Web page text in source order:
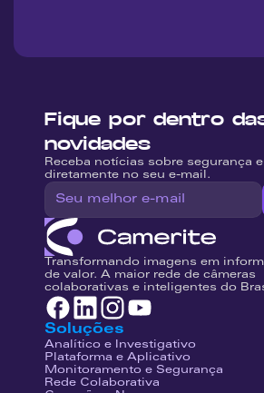
Fique por dentro
novidades
Receba notícias sobre segurança
diretamente no seu e-mail.
Transformando imagens em
de valor. A maior rede de câmeras
colaborativas e inteligentes do
Soluções
Analítico e Investigativo
Plataforma e Aplicativo
Monitoramento e Segurança
Rede Colaborativa